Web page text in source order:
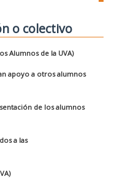
o colectivo
Alumnos de la UVA)
apoyo a otros alumnos
de los alumnos
a las